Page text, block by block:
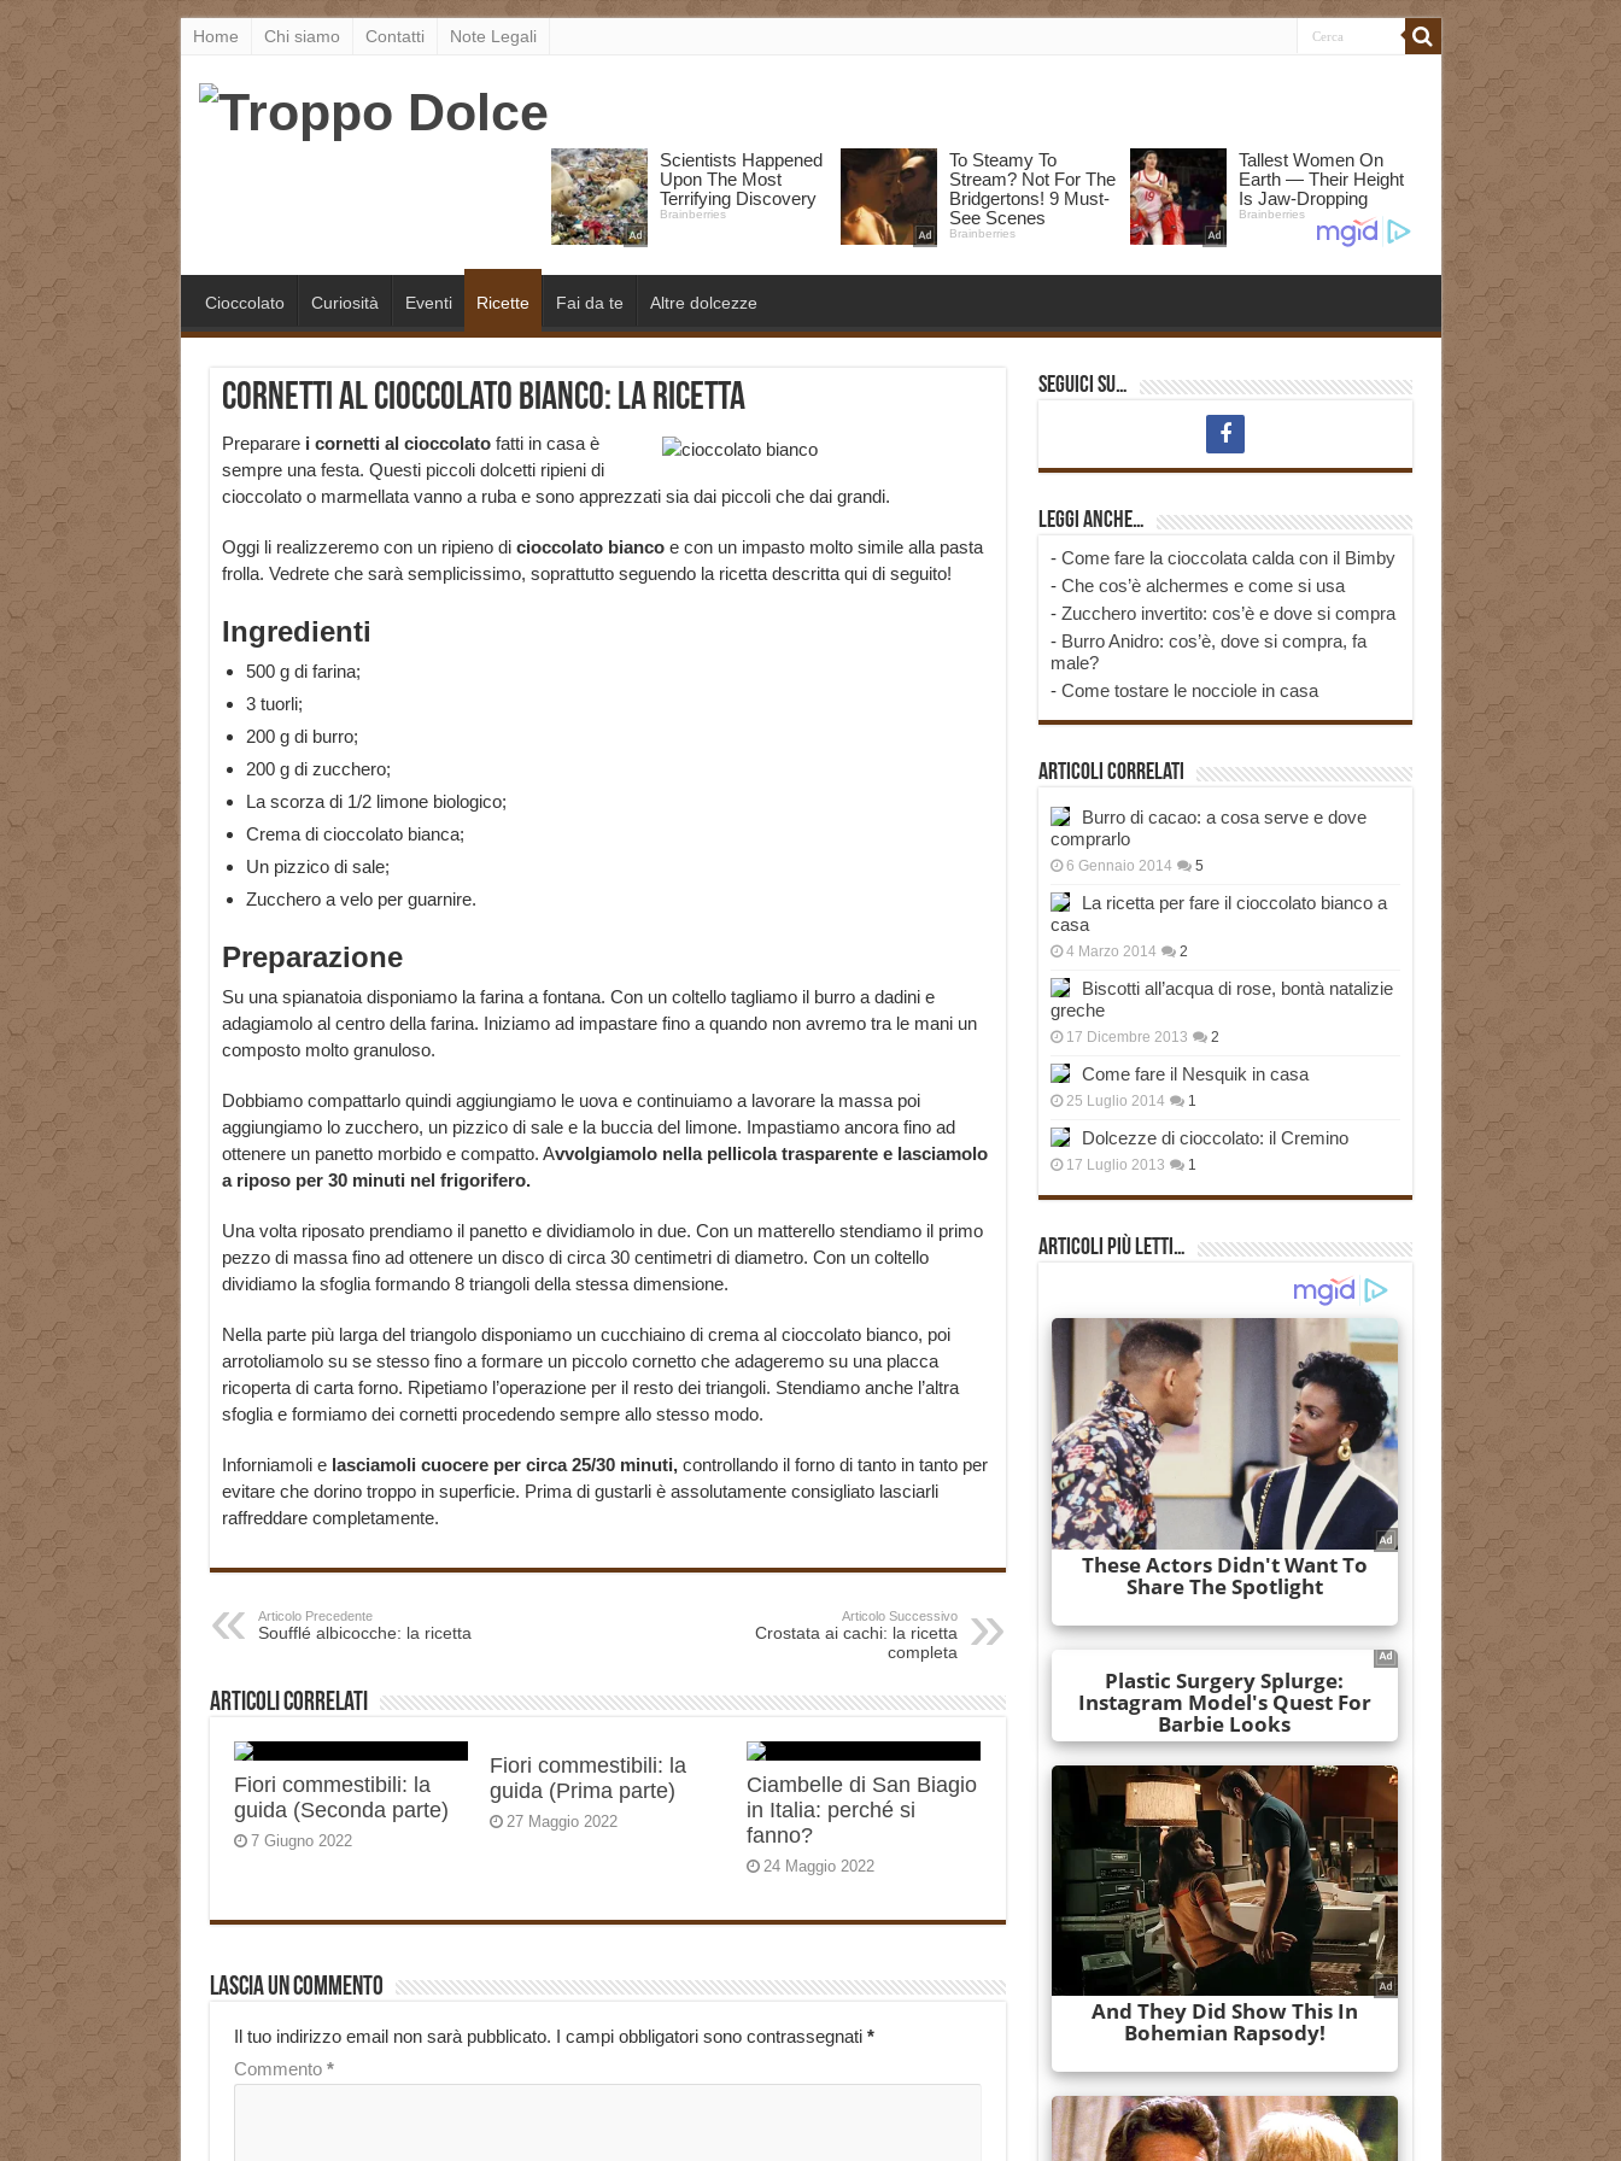
Home Chi siamo Contatti Note Legali
Cioccolato Curiosità Eventi Ricette Fai da te Altre dolcezze
Cornetti al cioccolato bianco: la ricetta
Preparare i cornetti al cioccolatofatti in casa è
sempre una festa. Questi piccoli dolcetti ripieni di
cioccolato o marmellata vanno a ruba e sono apprezzati sia dai piccoli che dai grandi.
Oggi li realizzeremo con un ripieno di cioccolato biancoe con un impasto molto simile alla pasta
frolla. Vedrete che sarà semplicissimo, soprattutto seguendo la ricetta descritta qui di seguito!
Ingredienti
500 g di farina;
3 tuorli;
200 g di burro;
200 g di zucchero;
La scorza di 1/2 limone biologico;
Crema di cioccolato bianca;
Un pizzico di sale;
Zucchero a velo per guarnire.
Preparazione
Su una spianatoia disponiamo la farina a fontana. Con un coltello tagliamo il burro a dadini e
adagiamolo al centro della farina. Iniziamo ad impastare fino a quando non avremo tra le mani un
composto molto granuloso.
Dobbiamo compattarlo quindi aggiungiamo le uova e continuiamo a lavorare la massa poi
aggiungiamo lo zucchero, un pizzico di sale e la buccia del limone. Impastiamo ancora fino ad
ottenere un panetto morbido e compatto. Avvolgiamolo nella pellicola trasparente e lasciamolo
a riposo per 30 minuti nel frigorifero.
Una volta riposato prendiamo il panetto e dividiamolo in due. Con un matterello stendiamo il primo
pezzo di massa fino ad ottenere un disco di circa 30 centimetri di diametro. Con un coltello
dividiamo la sfoglia formando 8 triangoli della stessa dimensione.
Nella parte più larga del triangolo disponiamo un cucchiaino di crema al cioccolato bianco, poi
arrotoliamolo su se stesso fino a formare un piccolo cornetto che adageremo su una placca
ricoperta di carta forno. Ripetiamo l’operazione per il resto dei triangoli. Stendiamo anche l’altra
sfoglia e formiamo dei cornetti procedendo sempre allo stesso modo.
Inforniamoli e lasciamoli cuocere per circa 25/30 minuti, controllando il forno di tanto in tanto per
evitare che dorino troppo in superficie. Prima di gustarli è assolutamente consigliato lasciarli
raffreddare completamente.
Articolo Precedente
Soufflé albicocche: la ricetta
Articolo Successivo
Crostata ai cachi: la ricetta
completa
Articoli correlati
Fiori commestibili: la
guida (Seconda parte)
7 Giugno 2022
Fiori commestibili: la
guida (Prima parte)
27 Maggio 2022
Ciambelle di San Biagio
in Italia: perché si
fanno?
24 Maggio 2022
Lascia un commento
Il tuo indirizzo email non sarà pubblicato. I campi obbligatori sono contrassegnati *
Commento *
Seguici su…
Leggi anche…
- Come fare la cioccolata calda con il Bimby
- Che cos’è alchermes e come si usa
- Zucchero invertito: cos’è e dove si compra
- Burro Anidro: cos’è, dove si compra, fa
male?
- Come tostare le nocciole in casa
Articoli correlati
Burro di cacao: a cosa serve e dove
comprarlo
6 Gennaio 2014 5
La ricetta per fare il cioccolato bianco a
casa
4 Marzo 2014 2
Biscotti all’acqua di rose, bontà natalizie
greche
17 Dicembre 2013 2
Come fare il Nesquik in casa
25 Luglio 2014 1
Dolcezze di cioccolato: il Cremino
17 Luglio 2013 1
Articoli più Letti…